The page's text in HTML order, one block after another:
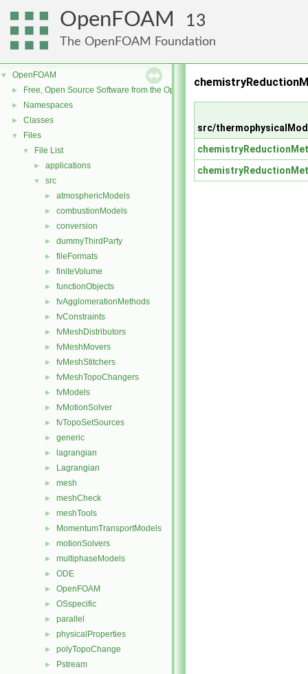
OpenFOAM 13
The OpenFOAM Foundation
▼ OpenFOAM
► Free, Open Source Software from the OpenFOAM Foundation
► Namespaces
► Classes
▼ Files
▼ File List
► applications
▼ src
► atmosphericModels
► combustionModels
► conversion
► dummyThirdParty
► fileFormats
► finiteVolume
► functionObjects
► fvAgglomerationMethods
► fvConstraints
► fvMeshDistributors
► fvMeshMovers
► fvMeshStitchers
► fvMeshTopoChangers
► fvModels
► fvMotionSolver
► fvTopoSetSources
► generic
► lagrangian
► Lagrangian
► mesh
► meshCheck
► meshTools
► MomentumTransportModels
► motionSolvers
► multiphaseModels
► ODE
► OpenFOAM
► OSspecific
► parallel
► physicalProperties
► polyTopoChange
► Pstream
src/